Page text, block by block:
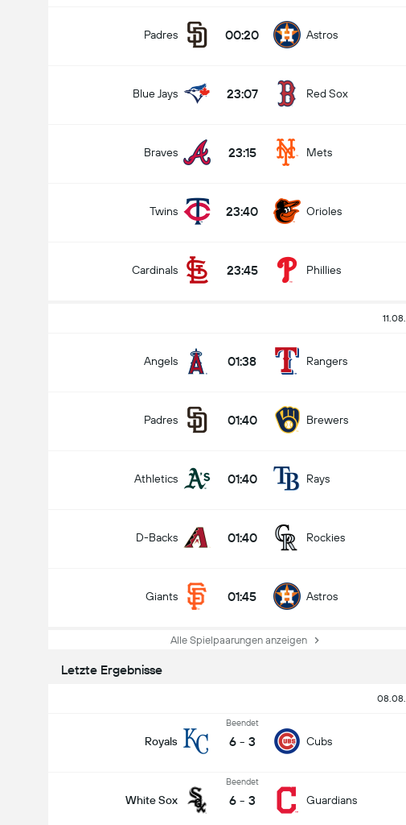
Padres 00:20 Astros
Blue Jays 23:07 Red Sox
Braves 23:15 Mets
Twins 23:40 Orioles
Cardinals 23:45 Phillies
Angels 01:38 Rangers
Padres 01:40 Brewers
Athletics 01:40 Rays
D-Backs 01:40 Rockies
Giants 01:45 Astros
Alle Spielpaarungen anzeigen
Letzte Ergebnisse
Royals
Beendet
6 - 3 Cubs
White Sox
Beendet
6 - 3 Guardians